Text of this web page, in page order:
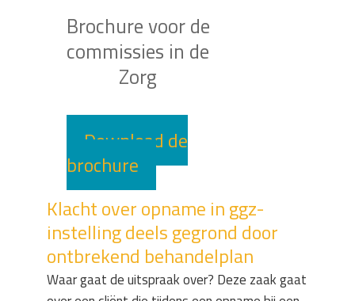
Brochure voor de
commissies in de
Zorg
Download de
brochure
Klacht over opname in ggz-
instelling deels gegrond door
ontbrekend behandelplan
Waar gaat de uitspraak over? Deze zaak gaat